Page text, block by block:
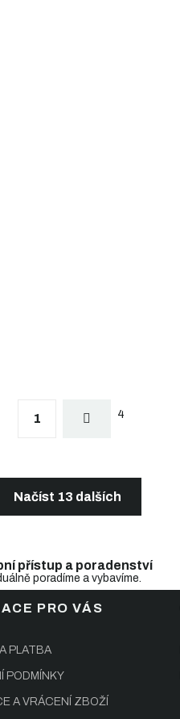
v
l
í
p
r
p
i
Načíst 13 dalších
k
v
á
1 4
přístup a poradenství
poradíme a vybavíme.
PRO VÁS
PLATBA
PODMÍNKY
A VRÁCENÍ ZBOŽÍ